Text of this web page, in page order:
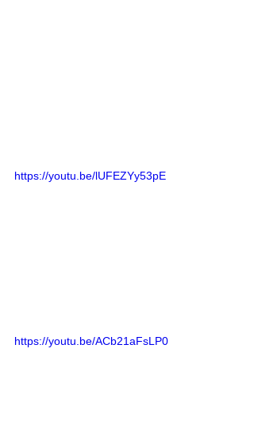
https://youtu.be/lUFEZYy53pE
https://youtu.be/ACb21aFsLP0